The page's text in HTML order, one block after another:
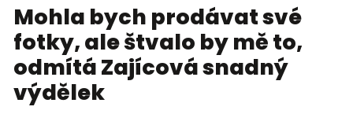
Mohla bych prodávat své
fotky, ale štvalo by mě to,
odmítá Zajícová snadný
výdělek